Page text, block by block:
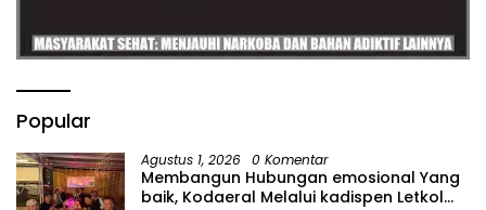
Popular
Agustus 1, 2026 0 Komentar
Membangun Hubungan emosional Yang
baik, Kodaeral Melalui kadispen Letkol